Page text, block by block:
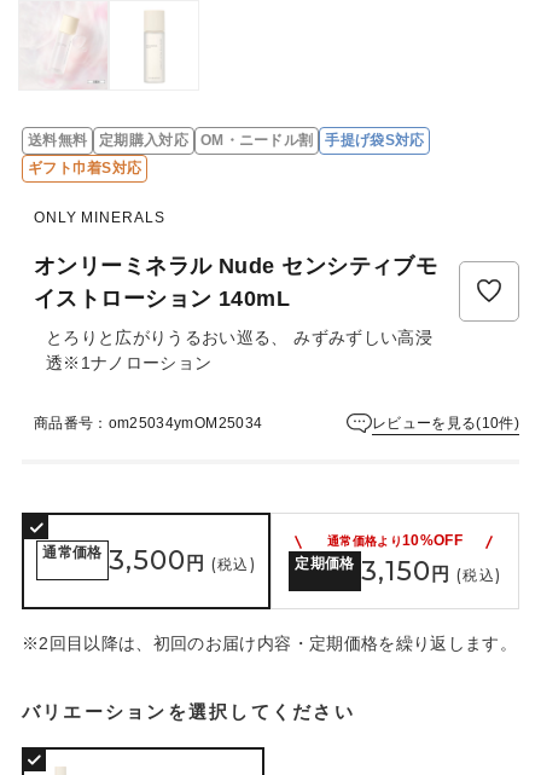
送料無料 定期購入対応 OM・ニードル割
手提げ袋S対応
ギフト巾着S対応
ONLY MINERALS
オンリーミネラル Nude センシティブモ
イストローション 140mL
とろりと広がりうるおい巡る、 みずみずしい高浸
透※1ナノローション
商品番号：om25034ymOM25034 レビューを見る(10件)
通常価格 3,500 円 (税込)
通常価格より10%OFF
定期価格 3,150 円 (税込)
※2回目以降は、初回のお届け内容・定期価格を繰り返します。
バリエーションを選択してください